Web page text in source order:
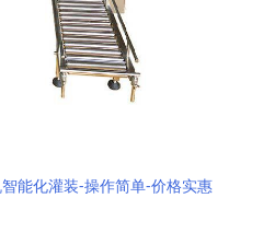
能化灌装-操作简单-价格实惠